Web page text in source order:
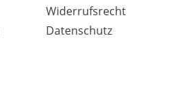
Widerrufsrecht
Datenschutz